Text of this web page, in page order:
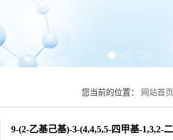
您当前的位置： 网站首页
9-(2-乙基己基)-3-(4,4,5,5-四甲基-1,3,2-